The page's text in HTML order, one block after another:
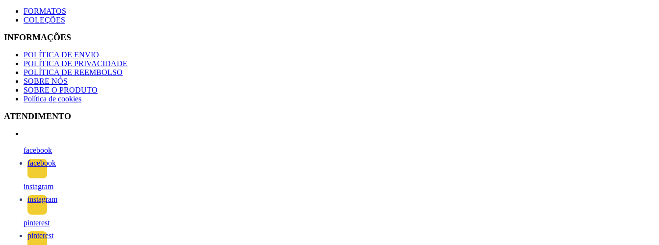
FORMATOS
COLEÇÕES
INFORMAÇÕES
POLÍTICA DE ENVIO
POLÍTICA DE PRIVACIDADE
POLÍTICA DE REEMBOLSO
SOBRE NÓS
SOBRE O PRODUTO
Política de cookies
ATENDIMENTO
facebook
facebook
instagram
instagram
pinterest
pinterest